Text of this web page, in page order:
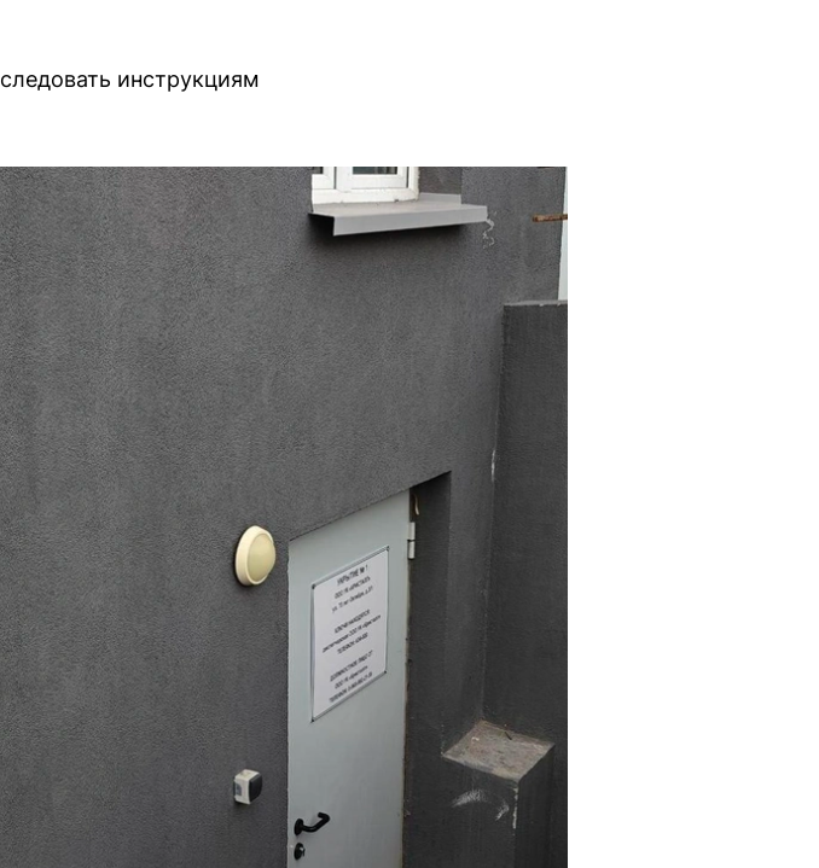
инструкциям